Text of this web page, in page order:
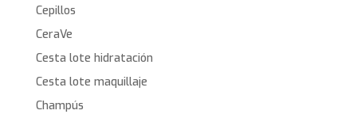
Cepillos
CeraVe
Cesta lote hidratación
Cesta lote maquillaje
Champús